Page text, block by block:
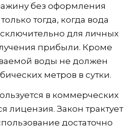
без оформления
тогда, когда вода
для личных
прибыли. Кроме
воды не должен
метров в сутки.
в коммерческих
лицензия. Закон трактует
достаточно